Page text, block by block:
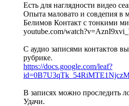
Есть для наглядности видео
Опыта маловато и совдепия в
Белимов Контакт с тонкими
youtube.com/
С аудио записями контактов
рубрике.
https://docs.google.com/leaf?
В записях можно проследить
Удачи.